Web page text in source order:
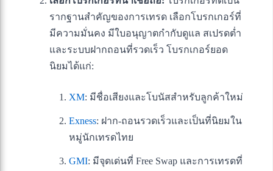
รากฐานสำคัญของการเทรด เลือกโบรกเกอร์ที่
มีความมั่นคง มีใบอนุญาตกำกับดูแล สเปรดต่ำ
และระบบฝากถอนที่รวดเร็ว โบรกเกอร์ยอด
นิยมได้แก่:
XM: มีชื่อเสียงและโบนัสสำหรับลูกค้าใหม่
Exness: ฝาก-ถอนรวดเร็วและเป็นที่นิยมใน
หมู่นักเทรดไทย
GMI: มีจุดเด่นที่ Free Swap และการเทรดที่